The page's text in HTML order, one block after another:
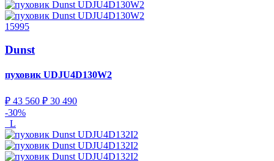
15995
Dunst
пуховикUDJU4D130W2
₽ 43 560 ₽ 30 490
-30%
L